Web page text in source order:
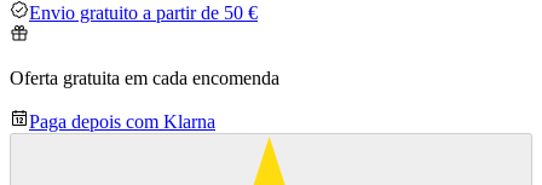
Envio gratuito a partir de 50 €
Oferta gratuita em cada encomenda
Paga depois com Klarna